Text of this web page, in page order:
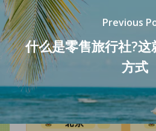
Previous
什么是零售旅行社?
方式